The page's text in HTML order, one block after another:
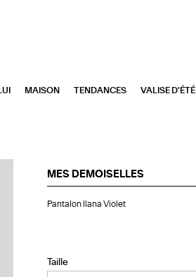
LUI MAISON TENDANCES VALISE D'ÉTÉ
MES DEMOISELLES
Ilana
Pantalon Ilana Violet
Taille